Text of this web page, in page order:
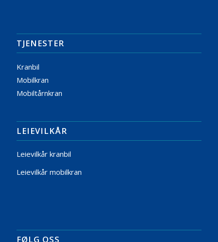
TJENESTER
Kranbil
Mobilkran
Mobiltårnkran
LEIEVILKÅR
Leievilkår kranbil
Leievilkår mobilkran
FØLG OSS